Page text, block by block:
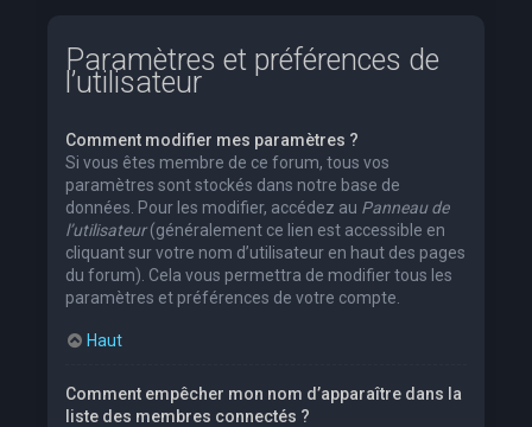
Paramètres et préférences de
l’utilisateur
Comment modifier mes paramètres ?
Si vous êtes membre de ce forum, tous vos
paramètres sont stockés dans notre base de
données. Pour les modifier, accédez au Panneau de
l’utilisateur(généralement ce lien est accessible en
cliquant sur votre nom d’utilisateur en haut des pages
du forum). Cela vous permettra de modifier tous les
paramètres et préférences de votre compte.
Haut
Comment empêcher mon nom d’apparaître dans la
liste des membres connectés ?